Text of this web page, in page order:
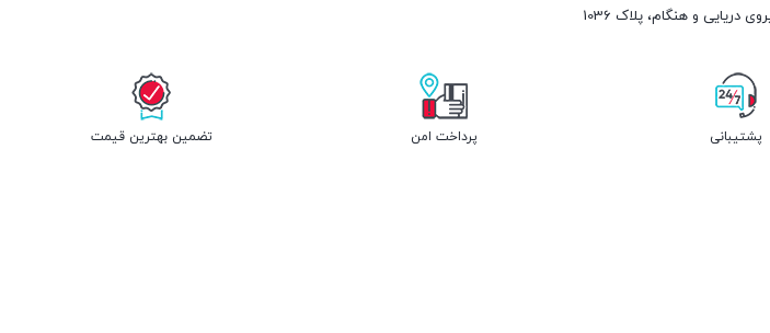
پشتیبانی پرداخت امن تضمین بهترین قیمت